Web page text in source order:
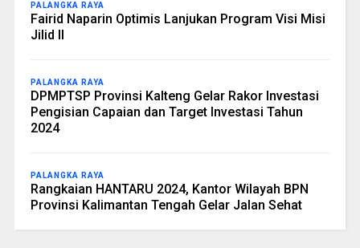
PALANGKA RAYA
Fairid Naparin Optimis Lanjukan Program Visi Misi
Jilid II
PALANGKA RAYA
DPMPTSP Provinsi Kalteng Gelar Rakor Investasi
Pengisian Capaian dan Target Investasi Tahun
2024
PALANGKA RAYA
Rangkaian HANTARU 2024, Kantor Wilayah BPN
Provinsi Kalimantan Tengah Gelar Jalan Sehat